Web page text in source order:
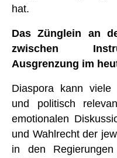
hat.
Das Zünglein an
zwischen
Ausgrenzung im
Diaspora kann viele
und politisch
emotionalen
und Wahlrecht der
in den Regierungen